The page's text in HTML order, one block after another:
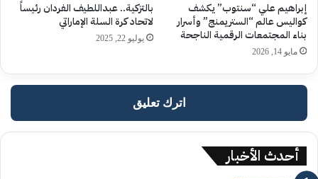
إبراهيم علي “سنتوب” يكشف
كواليس عالم “الستريمنج” وأسرار
بناء المجتمعات الرقمية الناجحة
مايو 14, 2026
بالتزكية.. عبداللطيف الفردان رئيساً
لاتحاد كرة السلة الإماراتي
يوليو 22, 2025
اترك تعليق
أحدث الأخبار